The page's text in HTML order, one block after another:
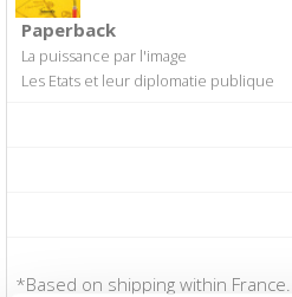
Paperback
La puissance par l'image
Les Etats et leur diplomatie publique
*Based on shipping within